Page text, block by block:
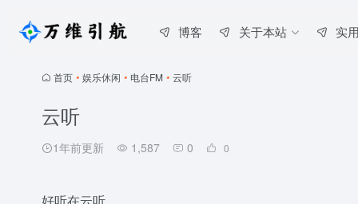
博客 关于本站 实
首页 • 娱乐休闲 • 电台FM • 云听
云听
1年前更新 1,587 0 0